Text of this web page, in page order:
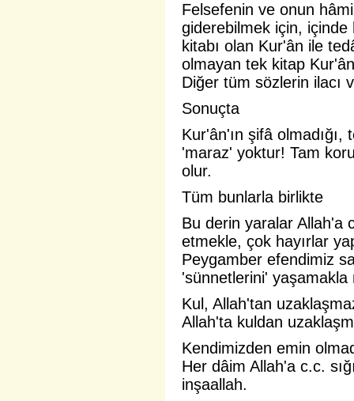
Felsefenin ve onun
giderebilmek için, içinde
kitabı olan Kur'ân ile
olmayan tek kitap
Diğer tüm sözlerin ilacı
Sonuçta
Kur'ân'ın şifâ
'maraz' yoktur! Tam
olur.
Tüm bunlarla birlikte
Bu derin yaralar Allah'a
etmekle, çok hayırlar
Peygamber efendimiz
'sünnetlerini' yaşamakla
Kul, Allah'tan
Allah'ta kuldan
Kendimizden emin
Her dâim Allah'a c.c.
inşaallah.